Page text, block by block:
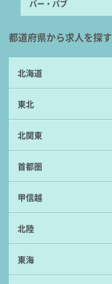
バー・パブ
都道府県から求人を探す
北海道
東北
北関東
首都圏
甲信越
北陸
東海